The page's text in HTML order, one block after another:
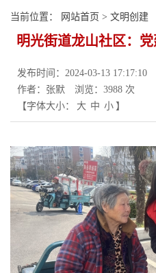
当前位置： 网站首页 > 文明创建
明光街道龙山社区：
发布时间：2024-03-13 17:17:10
作者：张默
浏览：3988 次
【字体大小：
大 中 小 】